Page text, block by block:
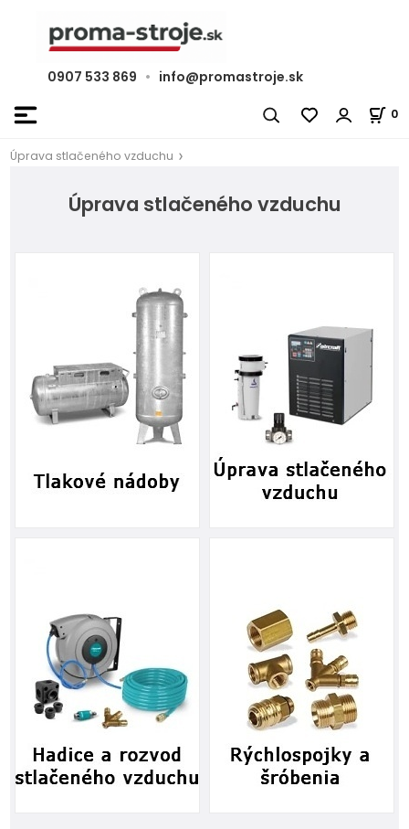
0907 533 869 • info@promastroje.sk
0
Úprava stlačeného vzduchu
Úprava stlačeného vzduchu